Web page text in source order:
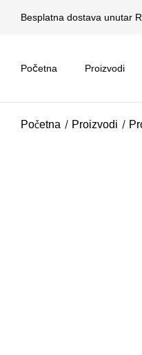
Besplatna dostava unutar
Početna Proizvodi
Početna Proizvodi